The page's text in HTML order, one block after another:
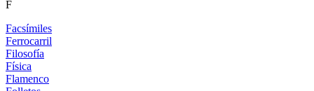
F
Facsímiles
Ferrocarril
Filosofía
Física
Flamenco